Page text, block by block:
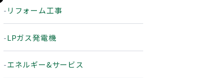
リフォーム工事
LPガス発電機
エネルギー&サービス